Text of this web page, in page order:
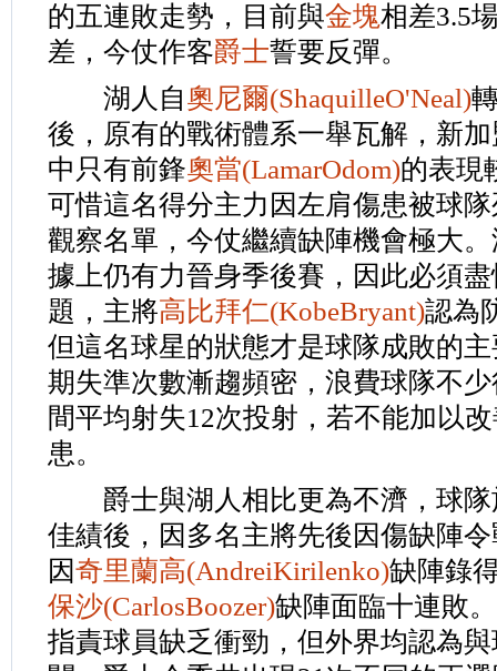
的五連敗走勢，目前與金塊相差3.5
差，今仗作客爵士誓要反彈。
湖人自奧尼爾(ShaquilleO'Neal)
後，原有的戰術體系一舉瓦解，新
中只有前鋒奧當(LamarOdom)的表現
可惜這名得分主力因左肩傷患被球
觀察名單，今仗繼續缺陣機會極大
據上仍有力晉身季後賽，因此必須
題，主將高比拜仁(KobeBryant)認為
但這名球星的狀態才是球隊成敗的
期失準次數漸趨頻密，浪費球隊不
間平均射失12次投射，若不能加以
患。
爵士與湖人相比更為不濟，球隊
佳績後，因多名主將先後因傷缺陣
因奇里蘭高(AndreiKirilenko)缺陣錄
保沙(CarlosBoozer)缺陣面臨十連敗
指責球員缺乏衝勁，但外界均認為